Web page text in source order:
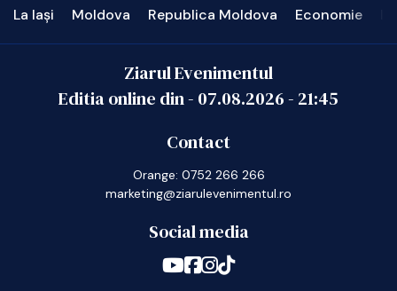
La Iași Moldova Republica Moldova Economie
Ziarul Evenimentul
Editia online din - 07.08.2026- 21:45
Contact
Orange: 0752 266 266
marketing@ziarulevenimentul.ro
Social media